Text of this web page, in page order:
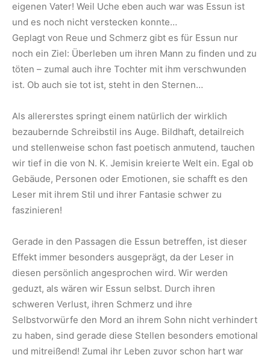
eigenen Vater! Weil Uche eben auch war was Essun ist
und es noch nicht verstecken konnte…
Geplagt von Reue und Schmerz gibt es für Essun nur
noch ein Ziel: Überleben um ihren Mann zu finden und zu
töten – zumal auch ihre Tochter mit ihm verschwunden
ist. Ob auch sie tot ist, steht in den Sternen…
Als allererstes springt einem natürlich der wirklich
bezaubernde Schreibstil ins Auge. Bildhaft, detailreich
und stellenweise schon fast poetisch anmutend, tauchen
wir tief in die von N. K. Jemisin kreierte Welt ein. Egal ob
Gebäude, Personen oder Emotionen, sie schafft es den
Leser mit ihrem Stil und ihrer Fantasie schwer zu
faszinieren!
Gerade in den Passagen die Essun betreffen, ist dieser
Effekt immer besonders ausgeprägt, da der Leser in
diesen persönlich angesprochen wird. Wir werden
geduzt, als wären wir Essun selbst. Durch ihren
schweren Verlust, ihren Schmerz und ihre
Selbstvorwürfe den Mord an ihrem Sohn nicht verhindert
zu haben, sind gerade diese Stellen besonders emotional
und mitreißend! Zumal ihr Leben zuvor schon hart war